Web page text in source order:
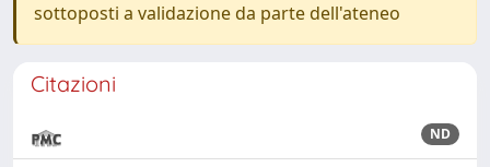
sottoposti a validazione da parte dell'ateneo
Citazioni
ND